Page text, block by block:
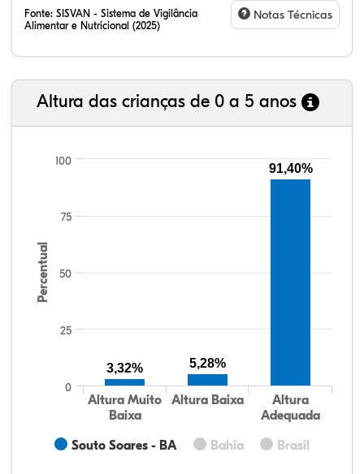
Fonte: SISVAN - Sistema de Vigilância
Alimentar e Nutricional (2025)
Notas Técnicas
Altura das crianças de 0 a 5 anos
Percentual
Souto Soares - BA Bahia Brasil
Altura Muito
Baixa
Altura Baixa
Altura
Adequada
0
25
50
75
100
3,32% 5,28%
91,40%